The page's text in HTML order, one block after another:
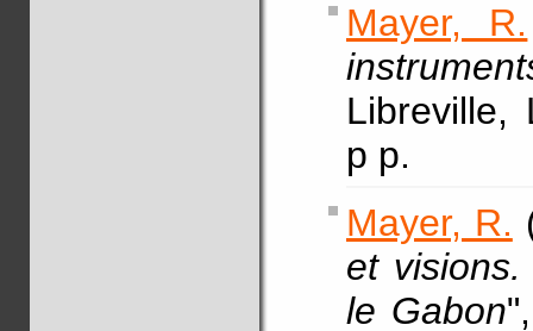
Mayer, R.
Libreville,
p p.
Mayer, R.
et
le Gabon